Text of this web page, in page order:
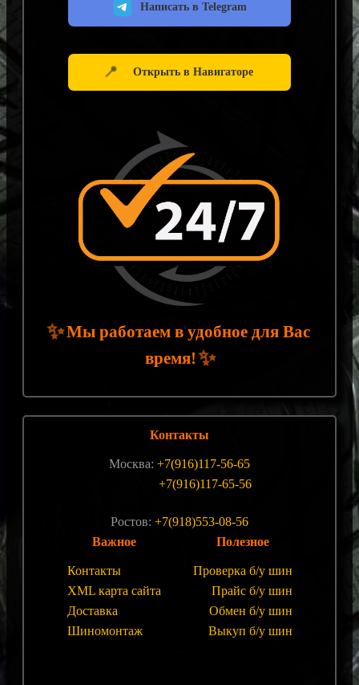
Написать в Telegram
📍 Открыть в Навигаторе
✨Мы работаем в удобное для Вас
время!✨
Контакты
Москва: +7(916)117-56-65
+7(916)117-65-56
Ростов: +7(918)553-08-56
Важное
Контакты
XML карта сайта
Доставка
Шиномонтаж
Полезное
Проверка б/у шин
Прайс б/у шин
Обмен б/у шин
Выкуп б/у шин